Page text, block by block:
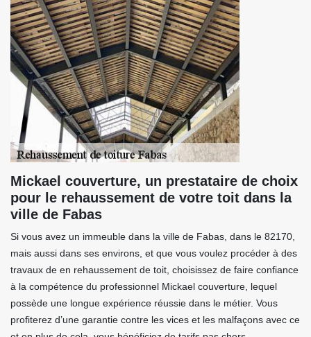
Mickael couverture, un prestataire de choix
pour le rehaussement de votre toit dans la
ville de Fabas
Si vous avez un immeuble dans la ville de Fabas, dans le 82170,
mais aussi dans ses environs, et que vous voulez procéder à des
travaux de en rehaussement de toit, choisissez de faire confiance
à la compétence du professionnel Mickael couverture, lequel
possède une longue expérience réussie dans le métier. Vous
profiterez d’une garantie contre les vices et les malfaçons avec ce